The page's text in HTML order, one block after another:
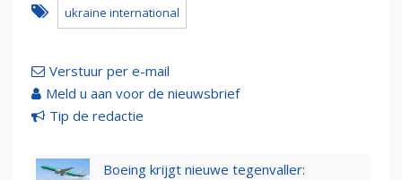
ukraine international
Verstuur per e-mail
Meld u aan voor de nieuwsbrief
Tip de redactie
Boeing krijgt nieuwe tegenvaller: